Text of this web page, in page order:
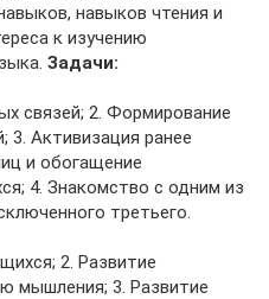
навыков чтения и
к изучению
Задачи:
связей; 2. Формирование
3. Активизация ранее
и обогащение
4. Знакомство с одним из
третьего.
2. Развитие
мышления; 3. Развитие